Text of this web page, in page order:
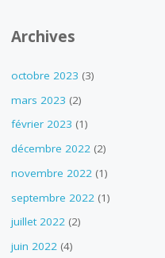
Archives
octobre 2023 (3)
mars 2023 (2)
février 2023 (1)
décembre 2022(2)
novembre 2022(1)
septembre 2022(1)
juillet 2022(2)
juin 2022(4)